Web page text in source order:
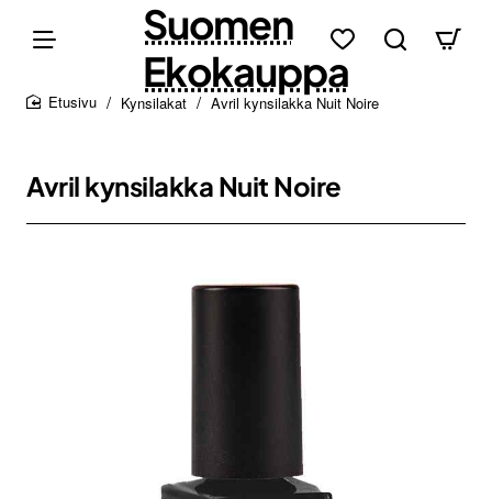
Suomen
Ekokauppa
Kynsilakat Avril kynsilakka Nuit Noire
Avril kynsilakka Nuit Noire